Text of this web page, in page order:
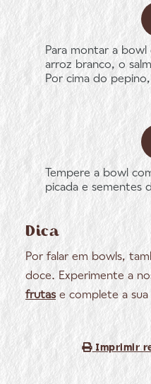
Para montar a bowl
arroz branco, o
Por cima do
Tempere a bowl
picada e sementes
Dica
Por falar em bowls,
doce. Experimente a
frutase complete a sua
Imprimir